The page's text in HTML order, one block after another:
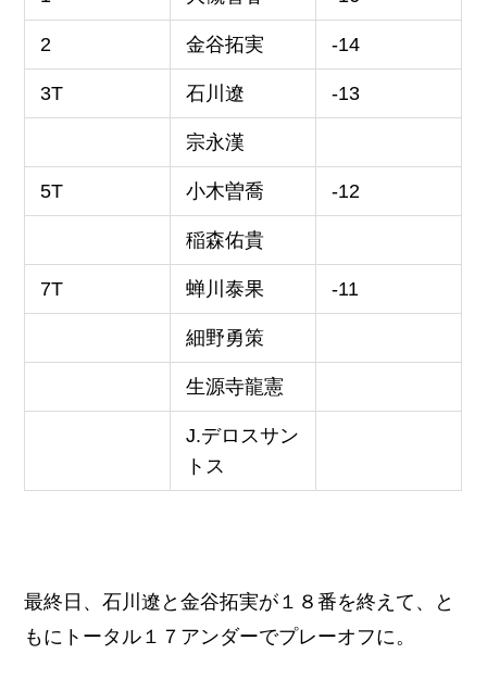
2 金谷拓実 -14
3T 石川遼 -13
宗永漢
5T 小木曽喬 -12
稲森佑貴
7T 蝉川泰果 -11
細野勇策
生源寺龍憲
J.デロスサン
トス
最終日、石川遼と金谷拓実が１８番を終えて、と
もにトータル１７アンダーでプレーオフに。